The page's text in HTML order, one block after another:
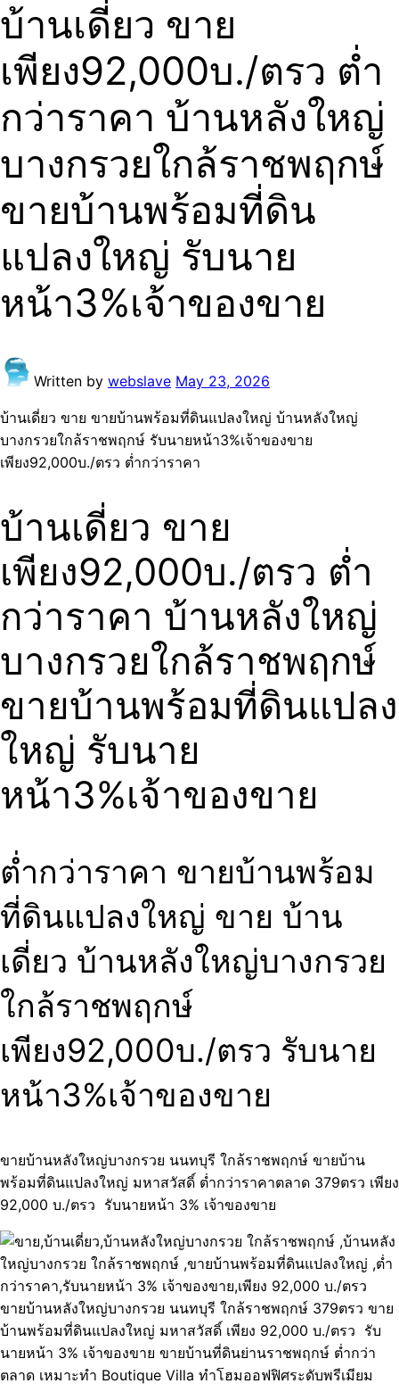
บ้านเดี่ยว ขาย
เพียง92,000บ./ตรว ต่ำ
กว่าราคา บ้านหลังใหญ่
บางกรวยใกล้ราชพฤกษ์
ขายบ้านพร้อมที่ดิน
แปลงใหญ่ รับนาย
หน้า3%เจ้าของขาย
Written by webslave May 23, 2026
บ้านเดี่ยว ขาย ขายบ้านพร้อมที่ดินแปลงใหญ่ บ้านหลังใหญ่
บางกรวยใกล้ราชพฤกษ์ รับนายหน้า3%เจ้าของขาย
เพียง92,000บ./ตรว ต่ำกว่าราคา
บ้านเดี่ยว ขาย
เพียง92,000บ./ตรว ต่ำ
กว่าราคา บ้านหลังใหญ่
บางกรวยใกล้ราชพฤกษ์
ขายบ้านพร้อมที่ดินแปลง
ใหญ่ รับนาย
หน้า3%เจ้าของขาย
ต่ำกว่าราคา ขายบ้านพร้อม
ที่ดินแปลงใหญ่ ขาย บ้าน
เดี่ยว บ้านหลังใหญ่บางกรวย
ใกล้ราชพฤกษ์
เพียง92,000บ./ตรว รับนาย
หน้า3%เจ้าของขาย
ขายบ้านหลังใหญ่บางกรวย นนทบุรี ใกล้ราชพฤกษ์ ขายบ้าน
พร้อมที่ดินแปลงใหญ่ มหาสวัสดิ์ ต่ำกว่าราคาตลาด 379ตรว เพียง
92,000 บ./ตรว รับนายหน้า 3% เจ้าของขาย
ขายบ้านหลังใหญ่บางกรวย นนทบุรี ใกล้ราชพฤกษ์ 379ตรว ขาย
บ้านพร้อมที่ดินแปลงใหญ่ มหาสวัสดิ์ เพียง 92,000 บ./ตรว รับ
นายหน้า 3% เจ้าของขาย ขายบ้านที่ดินย่านราชพฤกษ์ ต่ำกว่า
ตลาด เหมาะทำ Boutique Villa ทำโฮมออฟฟิศระดับพรีเมียม